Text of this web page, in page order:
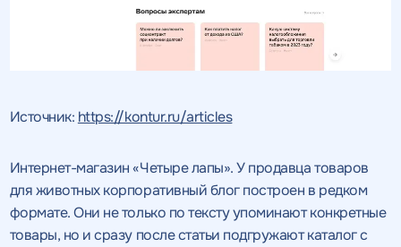
Источник: https://kontur.ru/articles
Интернет-магазин «Четыре лапы». У продавца товаров
для животных корпоративный блог построен в редком
формате. Они не только по тексту упоминают конкретные
товары, но и сразу после статьи подгружают каталог с